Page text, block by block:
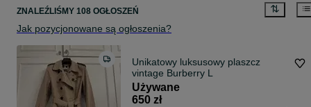
ZNALEŹLIŚMY 108 OGŁOSZEŃ
Jak pozycjonowane są ogłoszenia?
Unikatowy luksusowy plaszcz
vintage Burberry L
Używane
650 zł